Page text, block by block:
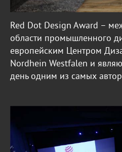
Red Dot Design Award –
области промышленного
европейским Центром
Nordhein Westfalen и
день одним из самых